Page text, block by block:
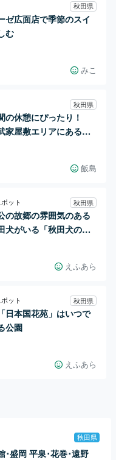
秋田県
ゼ広面店で季節のスイ
む
みこ
秋田県
の休憩にぴったり！
家屋敷エリアにある
飯島
ット 秋田県
の故郷の雰囲気のある
犬がいる「秋田犬の
えふあら
ット 秋田県
日本国花苑」はいつで
公園
えふあら
秋田県
･盛岡 平泉･花巻･遠野